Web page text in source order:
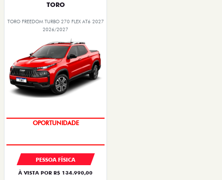
TORO
TORO FREEDOM TURBO 270 FLEX AT6 2027
2026/2027
SUPERVALORIZAÇÃO DO USADO
PESSOA FÍSICA
À VISTA POR R$ 134.990,00